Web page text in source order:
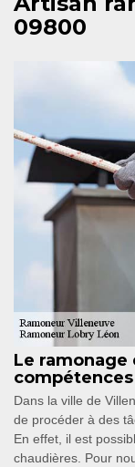
09800
Le
Dans la ville de
de procéder à des
En effet, il est
chaudières. Pour